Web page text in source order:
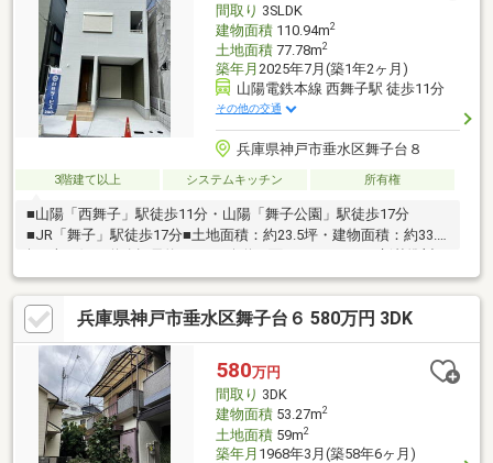
間取り 3SLDK
建物面積110.94m2
土地面積77.78m2
築年月 2025年7月(築1年2ヶ月)
山陽電鉄本線 西舞子駅 徒歩11分
その他の交通
兵庫県神戸市垂水区舞子台８
3階建て以上 システムキッチン 所有権
■山陽「西舞子」駅徒歩11分・山陽「舞子公園」駅徒歩17分
■JR「舞子」駅徒歩17分■土地面積：約23.5坪・建物面積：約33.5
象
兵庫県神戸市垂水区舞子台６ 580万円 3DK
580万円
間取り 3DK
建物面積53.27m2
土地面積59m2
築年月 1968年3月(築58年6ヶ月)